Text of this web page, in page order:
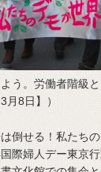
う。労働者階級
8日】）
倒せる！私たち
際婦人デー東京